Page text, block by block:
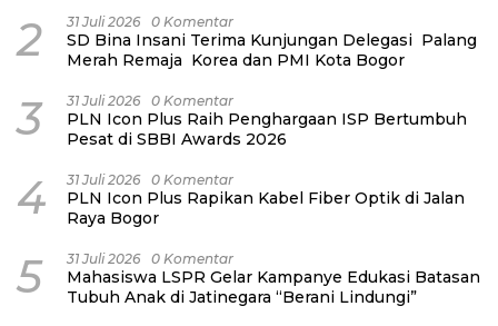
2 31 Juli 2026 0 Komentar
SD Bina Insani Terima Kunjungan Delegasi Palang
Merah Remaja Korea dan PMI Kota Bogor
3 31 Juli 2026 0 Komentar
PLN Icon Plus Raih Penghargaan ISP Bertumbuh
Pesat di SBBI Awards 2026
4 31 Juli 2026 0 Komentar
PLN Icon Plus Rapikan Kabel Fiber Optik di Jalan
Raya Bogor
5 31 Juli 2026 0 Komentar
Mahasiswa LSPR Gelar Kampanye Edukasi Batasan
Tubuh Anak di Jatinegara “Berani Lindungi”